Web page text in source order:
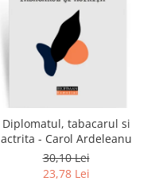
Diplomatul, tabacarul si
actrita - Carol Ardeleanu
30,10 Lei
23,78 Lei